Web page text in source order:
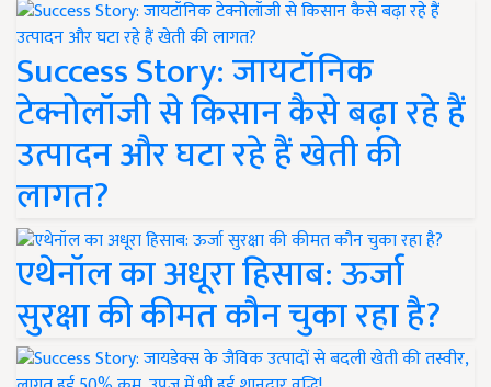
Success Story: जायटॉनिक
टेक्नोलॉजी से किसान कैसे बढ़ा रहे हैं
उत्पादन और घटा रहे हैं खेती की
लागत?
एथेनॉल का अधूरा हिसाब: ऊर्जा
सुरक्षा की कीमत कौन चुका रहा है?